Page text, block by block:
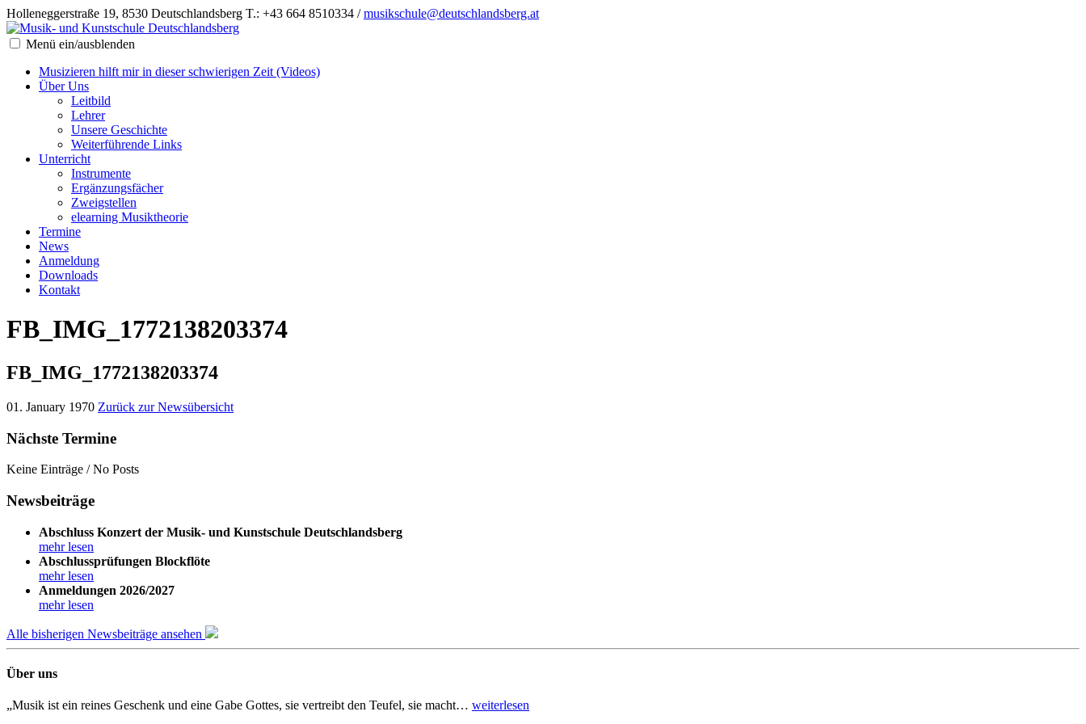
Holleneggerstraße 19, 8530 Deutschlandsberg T.: +43 664 8510334 /musikschule@deutschlandsberg.at
Menü ein/ausblenden
Musizieren hilft mir in dieser schwierigen Zeit (Videos)
Über Uns
Leitbild
Lehrer
Unsere Geschichte
Weiterführende Links
Unterricht
Instrumente
Ergänzungsfächer
Zweigstellen
elearning Musiktheorie
Termine
News
Anmeldung
Downloads
Kontakt
FB_IMG_1772138203374
FB_IMG_1772138203374
01. January 1970 Zurück zur Newsübersicht
Nächste Termine
Keine Einträge / No Posts
Newsbeiträge
Abschluss Konzert der Musik- und Kunstschule Deutschlandsberg
mehr lesen
Abschlussprüfungen Blockflöte
mehr lesen
Anmeldungen 2026/2027
mehr lesen
Alle bisherigen Newsbeiträge ansehen
Über uns
„Musik ist ein reines Geschenk und eine Gabe Gottes, sie vertreibt den Teufel, sie macht… weiterlesen